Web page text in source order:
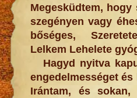
Megesküdtem,
szegényen vagy
bőséges,
Lelkem Lehelete
Hagyd nyitva
engedelmességet
Irántam, és